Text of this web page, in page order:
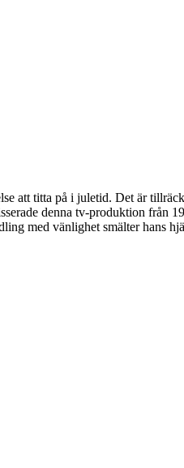
att titta på i juletid. Det är
denna tv-produktion från
med vänlighet smälter hans